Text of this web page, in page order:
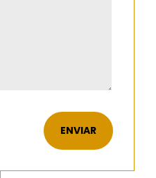
ENVIAR